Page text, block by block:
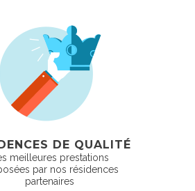
DE QUALITÉ
meilleures prestations
par nos résidences
partenaires